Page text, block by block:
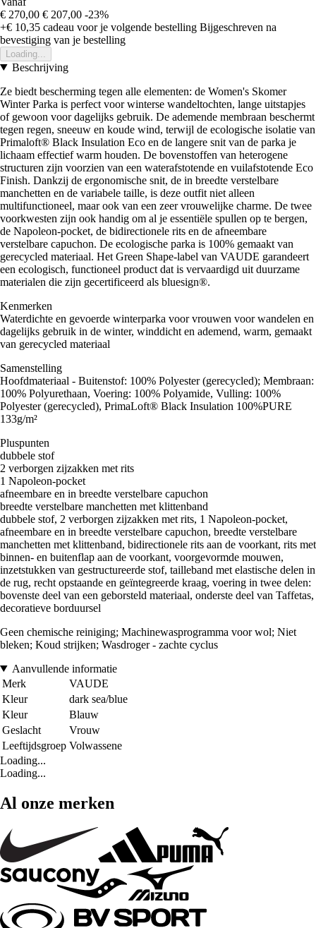
€ 270,00 € 207,00 -23%
+€ 10,35 cadeau voor je volgende bestelling Bijgeschreven na
bevestiging van je bestelling
Loading...
Beschrijving
Ze biedt bescherming tegen alle elementen: de Women's Skomer
Winter Parka is perfect voor winterse wandeltochten, lange uitstapjes
of gewoon voor dagelijks gebruik. De ademende membraan beschermt
tegen regen, sneeuw en koude wind, terwijl de ecologische isolatie van
Primaloft® Black Insulation Eco en de langere snit van de parka je
lichaam effectief warm houden. De bovenstoffen van heterogene
structuren zijn voorzien van een waterafstotende en vuilafstotende Eco
Finish. Dankzij de ergonomische snit, de in breedte verstelbare
manchetten en de variabele taille, is deze outfit niet alleen
multifunctioneel, maar ook van een zeer vrouwelijke charme. De twee
voorkwesten zijn ook handig om al je essentiële spullen op te bergen,
de Napoleon-pocket, de bidirectionele rits en de afneembare
verstelbare capuchon. De ecologische parka is 100% gemaakt van
gerecycled materiaal. Het Green Shape-label van VAUDE garandeert
een ecologisch, functioneel product dat is vervaardigd uit duurzame
materialen die zijn gecertificeerd als bluesign®.
Kenmerken
Waterdichte en gevoerde winterparka voor vrouwen voor wandelen en
dagelijks gebruik in de winter, winddicht en ademend, warm, gemaakt
van gerecycled materiaal
Samenstelling
Hoofdmateriaal - Buitenstof: 100% Polyester (gerecycled); Membraan:
100% Polyurethaan, Voering: 100% Polyamide, Vulling: 100%
Polyester (gerecycled), PrimaLoft® Black Insulation 100%PURE
133g/m²
Pluspunten
dubbele stof
2 verborgen zijzakken met rits
1 Napoleon-pocket
afneembare en in breedte verstelbare capuchon
breedte verstelbare manchetten met klittenband
dubbele stof, 2 verborgen zijzakken met rits, 1 Napoleon-pocket,
afneembare en in breedte verstelbare capuchon, breedte verstelbare
manchetten met klittenband, bidirectionele rits aan de voorkant, rits met
binnen- en buitenflap aan de voorkant, voorgevormde mouwen,
inzetstukken van gestructureerde stof, tailleband met elastische delen in
de rug, recht opstaande en geïntegreerde kraag, voering in twee delen:
bovenste deel van een geborsteld materiaal, onderste deel van Taffetas,
decoratieve borduursel
Geen chemische reiniging; Machinewasprogramma voor wol; Niet
bleken; Koud strijken; Wasdroger - zachte cyclus
Aanvullende informatie
Merk
VAUDE
Kleur
dark sea/blue
Kleur
Blauw
Geslacht
Vrouw
Leeftijdsgroep Volwassene
Loading...
Loading...
Al onze merken